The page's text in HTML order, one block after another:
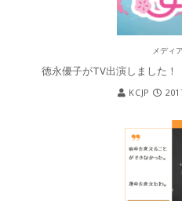
メディ
徳永優子がTV出演しました！
KCJP